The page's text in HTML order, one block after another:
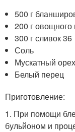
500 г
200 г овощного
300 г сливок 36
Соль
Мускатный орех
Белый перец
Приготовление:
1. При помощи
бульйоном и